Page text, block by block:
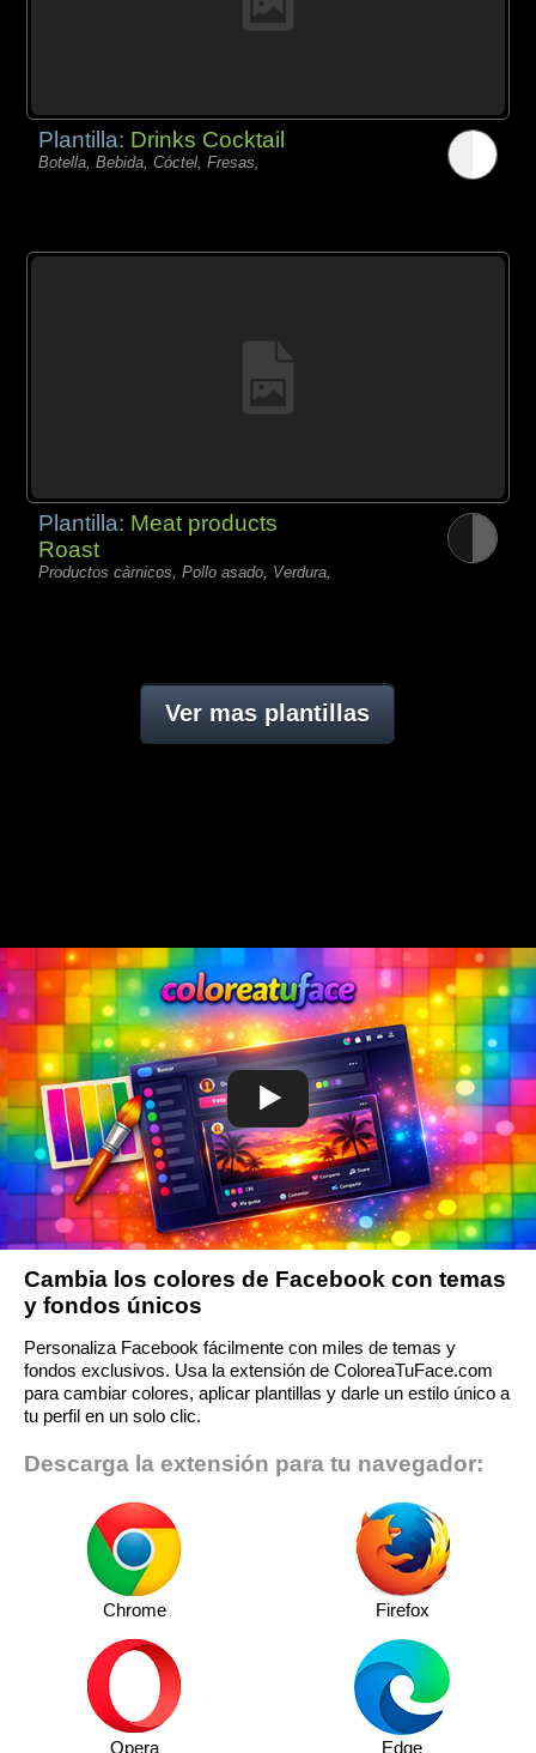
Plantilla: Drinks Cocktail
Botella, Bebida, Cóctel, Fresas,
Plantilla: Meat products
Roast
Productos càrnicos, Pollo asado, Verdura,
Ver mas plantillas
Cambia los colores de Facebook con temas
y fondos únicos
Personaliza Facebook fácilmente con miles de temas y
fondos exclusivos. Usa la extensión de ColoreaTuFace.com
para cambiar colores, aplicar plantillas y darle un estilo único a
tu perfil en un solo clic.
Descarga la extensión para tu navegador:
Chrome Firefox
Opera Edge